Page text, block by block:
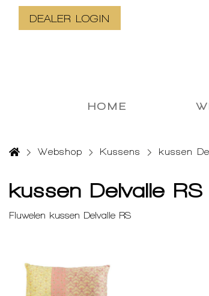
DEALER LOGIN
HOME
Webshop Kussens kussen
kussen Delvalle RS
Fluwelen kussen Delvalle RS